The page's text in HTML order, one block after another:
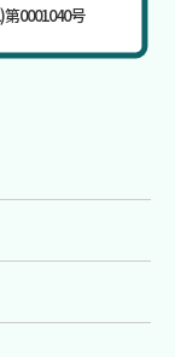
0001040号